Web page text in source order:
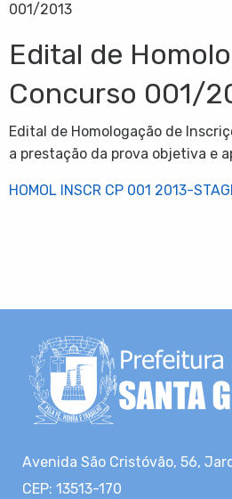
001/2013
Edital de
Concurso 001/
Edital de Homologação de
a prestação da prova objetiva e
HOMOL INSCR CP 001 2013-
Avenida São Cristóvão, 56,
CEP: 13513-170